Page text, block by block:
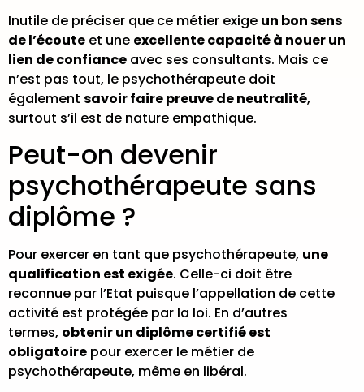
Inutile de préciser que ce métier exige un bon sens
de l’écoute et une excellente capacité à nouer un
lien de confiance avec ses consultants. Mais ce
n’est pas tout, le psychothérapeute doit
également savoir faire preuve de neutralité,
surtout s’il est de nature empathique.
Peut-on devenir
psychothérapeute sans
diplôme ?
Pour exercer en tant que psychothérapeute, une
qualification est exigée. Celle-ci doit être
reconnue par l’Etat puisque l’appellation de cette
activité est protégée par la loi. En d’autres
termes, obtenir un diplôme certifié est
obligatoire pour exercer le métier de
psychothérapeute, même en libéral.